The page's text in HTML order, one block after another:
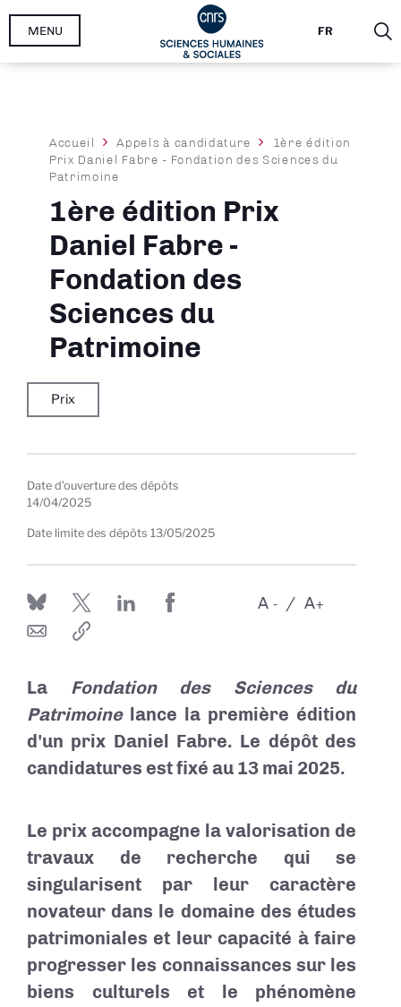
Aller
FR
MENU
Fil
d'Ariane
Accueil Appels à candidature
1ère édition
Prix Daniel Fabre - Fondation des Sciences du
Patrimoine
1ère édition Prix
Daniel Fabre -
Fondation des
Sciences du
Patrimoine
Prix
Date d’ouverture des dépôts
14/04/2025
Date limite des dépôts 13/05/2025
-
A +
A
La Fondation des Sciences du
Patrimoinelance la première édition
d'un prix Daniel Fabre. Le dépôt des
candidatures est fixé au 13 mai 2025.
Le prix accompagne la valorisation de
travaux de recherche qui se
singularisent par leur caractère
novateur dans le domaine des études
patrimoniales et leur capacité à faire
progresser les connaissances sur les
biens culturels et le phénomène